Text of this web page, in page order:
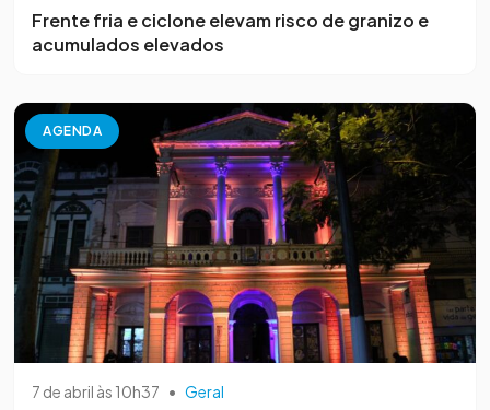
Frente fria e ciclone elevam risco de granizo e
acumulados elevados
AGENDA
7 de abril às 10h37 • Geral